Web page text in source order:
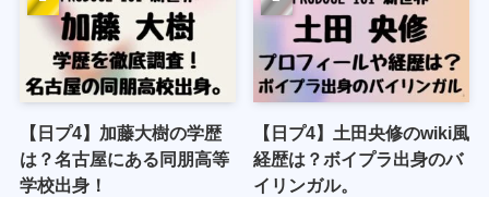
【日プ4】加藤大樹の学歴
は？名古屋にある同朋高等
学校出身！
【日プ4】土田央修のwiki風
経歴は？ボイプラ出身のバ
イリンガル。